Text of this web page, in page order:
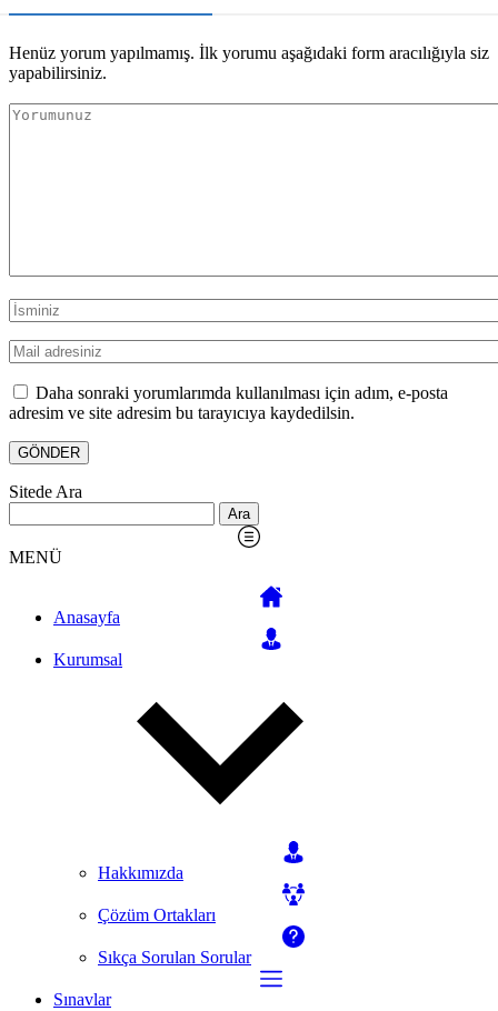
Henüz yorum yapılmamış. İlk yorumu aşağıdaki form aracılığıyla siz
yapabilirsiniz.
Daha sonraki yorumlarımda kullanılması için adım, e-posta
adresim ve site adresim bu tarayıcıya kaydedilsin.
Sitede Ara
MENÜ
Anasayfa
Kurumsal
Hakkımızda
Çözüm Ortakları
Sıkça Sorulan Sorular
Sınavlar